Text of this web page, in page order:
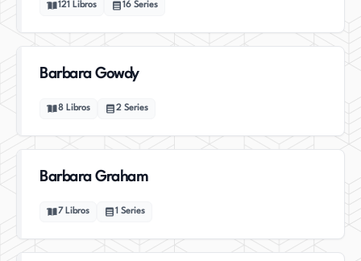
121 Libros 16 Series
Barbara Gowdy
8 Libros 2 Series
Barbara Graham
7 Libros 1 Series